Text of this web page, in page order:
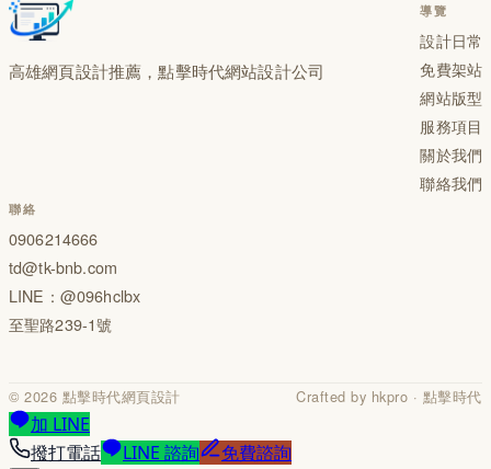
高雄網頁設計推薦，點擊時代網站設計公司
導覽
設計日常
免費架站
網站版型
服務項目
關於我們
聯絡我們
聯絡
0906214666
td@tk-bnb.com
LINE： @096hclbx
至聖路239-1號
©2026 點擊時代網頁設計 Crafted by hkpro · 點擊時代
加 LINE
撥打電話
LINE 諮詢 免費諮詢